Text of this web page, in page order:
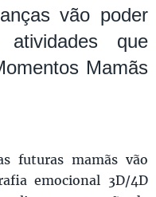
vão poder
que
Mamãs
futuras mamãs vão
emocional 3D/4D